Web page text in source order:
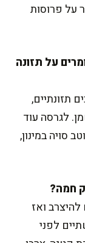
על פרוסות
על תזונה
תזונתיים,
לגרסה עוד
סויה במינון,
ואז
לפני